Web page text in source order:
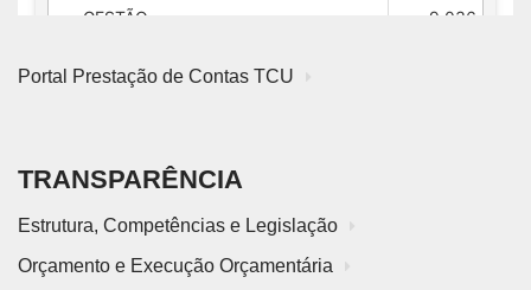
Portal Prestação de Contas TCU
TRANSPARÊNCIA
Estrutura, Competências e Legislação
Orçamento e Execução Orçamentária